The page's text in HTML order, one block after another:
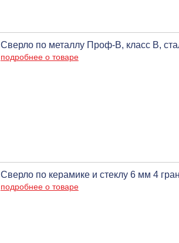
Сверло по металлу Проф-В, класс В,
подробнее о товаре
Сверло по керамике и стеклу 6 мм 4
подробнее о товаре